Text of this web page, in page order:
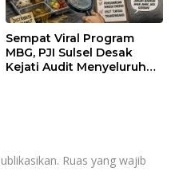
Sempat Viral Program
MBG, PJI Sulsel Desak
Kejati Audit Menyeluruh
Ruas yang wajib